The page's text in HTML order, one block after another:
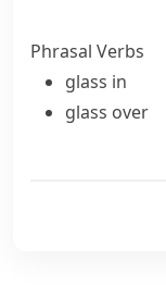
Phrasal Verbs
glass in
glass over